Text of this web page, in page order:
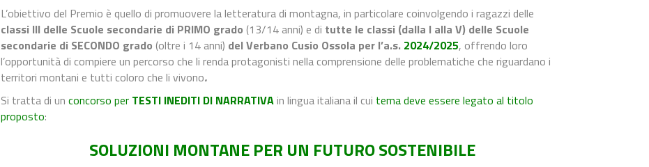
L’obiettivo del Premio è quello di promuovere la letteratura di montagna, in particolare coinvolgendo i ragazzi delle
classi III delle Scuole secondarie di PRIMO grado (13/14 anni) e di tutte le classi (dalla I alla V) delle Scuole
secondarie di SECONDO grado (oltre i 14 anni) del Verbano Cusio Ossola per l’a.s. 2024/2025, offrendo loro
l’opportunità di compiere un percorso che li renda protagonisti nella comprensione delle problematiche che riguardano i
territori montani e tutti coloro che li vivono.
Si tratta di unconcorso per TESTI INEDITI DI NARRATIVAin lingua italiana il cui tema deve essere legato al titolo
proposto:
SOLUZIONI MONTANE PER UN FUTURO SOSTENIBILE